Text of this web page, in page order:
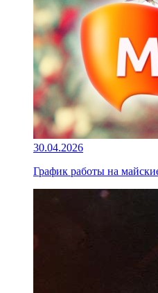
30.04.2026
График работы на